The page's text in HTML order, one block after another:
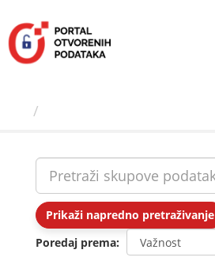
sadržaj
Prikaži napredno pretraživanje
Poredaj prema